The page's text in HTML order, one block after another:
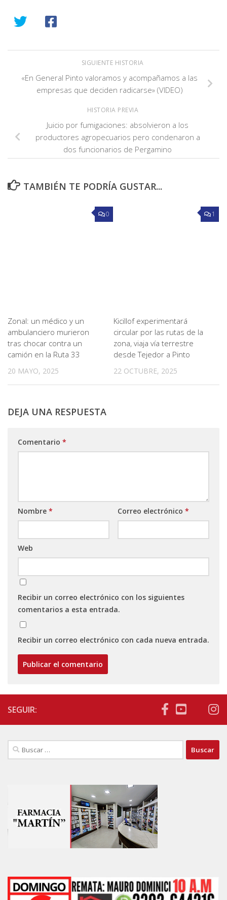
SIGUIENTE HISTORIA
«En General Pinto valoramos y acompañamos a las
empresas que deciden radicarse» (VIDEO)
HISTORIA PREVIA
Juicio por fumigaciones: absolvieron a los
productores agropecuarios pero condenaron a
dos funcionarios de Pergamino
TAMBIÉN TE PODRÍA GUSTAR...
0
Zonal: un médico y un
ambulanciero murieron
tras chocar contra un
camión en la Ruta 33
20 MAYO, 2025
1
Kicillof experimentará
circular por las rutas de la
zona, viaja vía terrestre
desde Tejedor a Pinto
22 OCTUBRE, 2025
DEJA UNA RESPUESTA
Comentario *
Nombre * Correo electrónico *
Web
Recibir un correo electrónico con los siguientes
comentarios a esta entrada.
Recibir un correo electrónico con cada nueva entrada.
SEGUIR:
Buscar: